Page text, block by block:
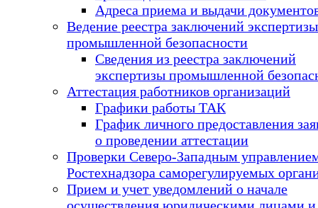
Адреса приема и выдачи
Ведение реестра заключений экспертизы
промышленной безопасности
Сведения из реестра заключений
экспертизы промышленной
Аттестация работников организаций
Графики работы ТАК
График личного предоставления
о проведении аттестации
Проверки Северо-Западным
Ростехнадзора саморегулируемых
Прием и учет уведомлений о начале
осуществления юридическими лицами и